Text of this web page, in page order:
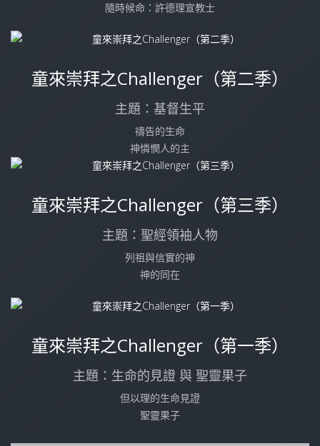
隨時候命：許德理宣教士
童來崇拜之Challenger（第二季）
主題：基督生平
禱告的生命
神憐憫人的主
童來崇拜之Challenger（第三季）
主題：聖經領袖人物
列祖與信實的神
神的同在
童來崇拜之Challenger（第一季）
主題：生命的見證 與 聖靈果子
但以理的生命見證
聖靈果子